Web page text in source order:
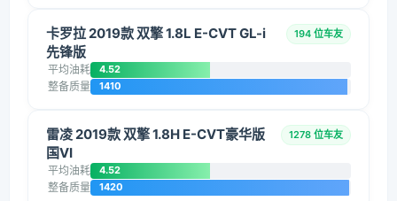
卡罗拉 2019款 双擎 1.8L E-CVT GL-i
先锋版
194 位车友
平均油耗 4.52
整备质量 1410
雷凌 2019款 双擎 1.8H E-CVT豪华版
国VI
1278 位车友
平均油耗 4.52
整备质量 1420